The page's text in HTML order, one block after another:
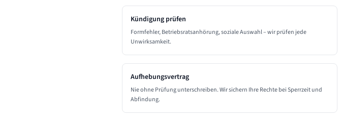
Kündigung prüfen
Formfehler, Betriebsratsanhörung, soziale Auswahl – wir prüfen jede
Unwirksamkeit.
Aufhebungsvertrag
Nie ohne Prüfung unterschreiben. Wir sichern Ihre Rechte bei Sperrzeit und
Abfindung.